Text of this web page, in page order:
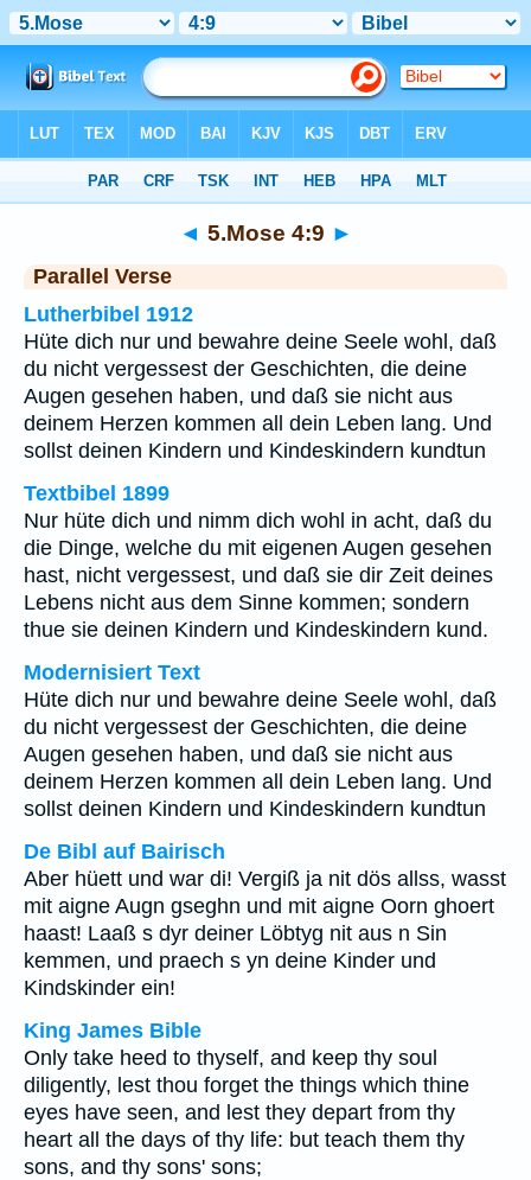
◄ 5.Mose 4:9 ►
Parallel Verse
Lutherbibel 1912
Hüte dich nur und bewahre deine Seele wohl, daß
du nicht vergessest der Geschichten, die deine
Augen gesehen haben, und daß sie nicht aus
deinem Herzen kommen all dein Leben lang. Und
sollst deinen Kindern und Kindeskindern kundtun
Textbibel 1899
Nur hüte dich und nimm dich wohl in acht, daß du
die Dinge, welche du mit eigenen Augen gesehen
hast, nicht vergessest, und daß sie dir Zeit deines
Lebens nicht aus dem Sinne kommen; sondern
thue sie deinen Kindern und Kindeskindern kund.
Modernisiert Text
Hüte dich nur und bewahre deine Seele wohl, daß
du nicht vergessest der Geschichten, die deine
Augen gesehen haben, und daß sie nicht aus
deinem Herzen kommen all dein Leben lang. Und
sollst deinen Kindern und Kindeskindern kundtun
De Bibl auf Bairisch
Aber hüett und war di! Vergiß ja nit dös allss, wasst
mit aigne Augn gseghn und mit aigne Oorn ghoert
haast! Laaß s dyr deiner Löbtyg nit aus n Sin
kemmen, und praech s yn deine Kinder und
Kindskinder ein!
King James Bible
Only take heed to thyself, and keep thy soul
diligently, lest thou forget the things which thine
eyes have seen, and lest they depart from thy
heart all the days of thy life: but teach them thy
sons, and thy sons' sons;